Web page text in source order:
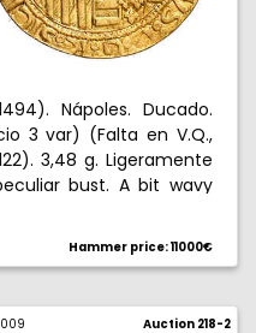
Nápoles. Ducado.
3 var) (Falta en V.Q.,
3,48 g. Ligeramente
bust. A bit wavy
Missing from the V.Q.,
Very rare and
Hammer price: 11000€
Auction 218-2